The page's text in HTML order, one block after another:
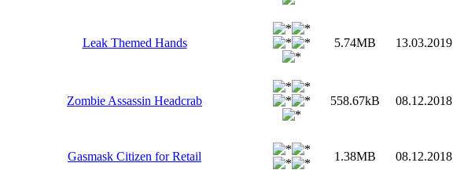
Leak Themed Hands 5.74MB 13.03.2019
Zombie Assassin Headcrab 558.67kB 08.12.2018
Gasmask Citizen for Retail 1.38MB 08.12.2018